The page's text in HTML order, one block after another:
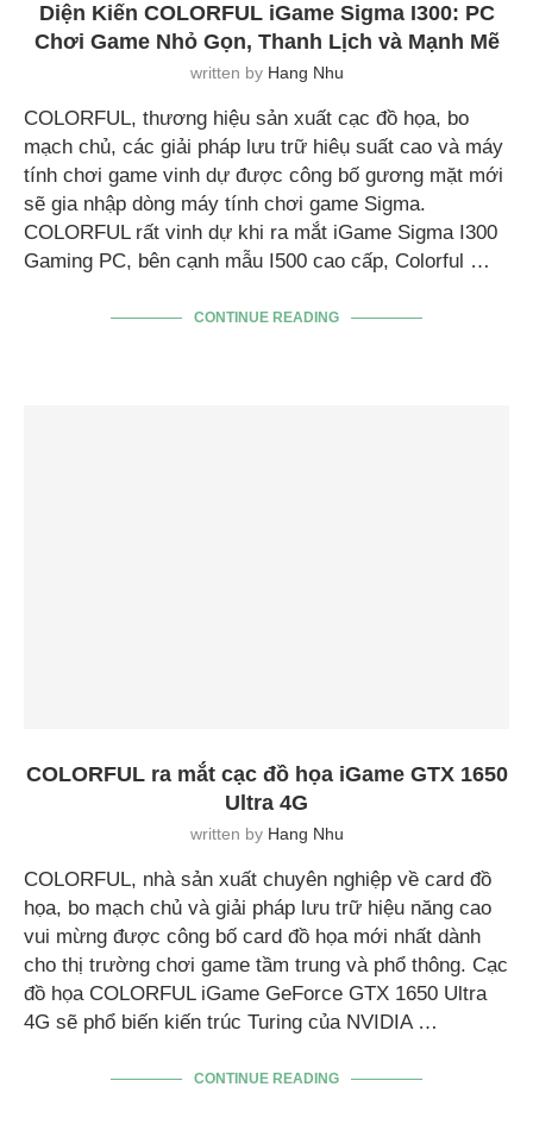
Diện Kiến COLORFUL iGame Sigma I300: PC
Chơi Game Nhỏ Gọn, Thanh Lịch và Mạnh Mẽ
written by Hang Nhu
COLORFUL, thương hiệu sản xuất cạc đồ họa, bo
mạch chủ, các giải pháp lưu trữ hiêụ suất cao và máy
tính chơi game vinh dự được công bố gương mặt mới
sẽ gia nhập dòng máy tính chơi game Sigma.
COLORFUL rất vinh dự khi ra mắt iGame Sigma I300
Gaming PC, bên cạnh mẫu I500 cao cấp, Colorful …
CONTINUE READING
COLORFUL ra mắt cạc đồ họa iGame GTX 1650
Ultra 4G
written by Hang Nhu
COLORFUL, nhà sản xuất chuyên nghiệp về card đồ
họa, bo mạch chủ và giải pháp lưu trữ hiệu năng cao
vui mừng được công bố card đồ họa mới nhất dành
cho thị trường chơi game tầm trung và phổ thông. Cạc
đồ họa COLORFUL iGame GeForce GTX 1650 Ultra
4G sẽ phổ biến kiến trúc Turing của NVIDIA …
CONTINUE READING